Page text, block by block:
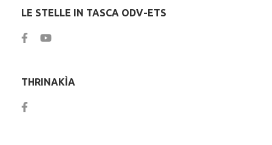
LE STELLE IN TASCA ODV-ETS
THRINAKÌA